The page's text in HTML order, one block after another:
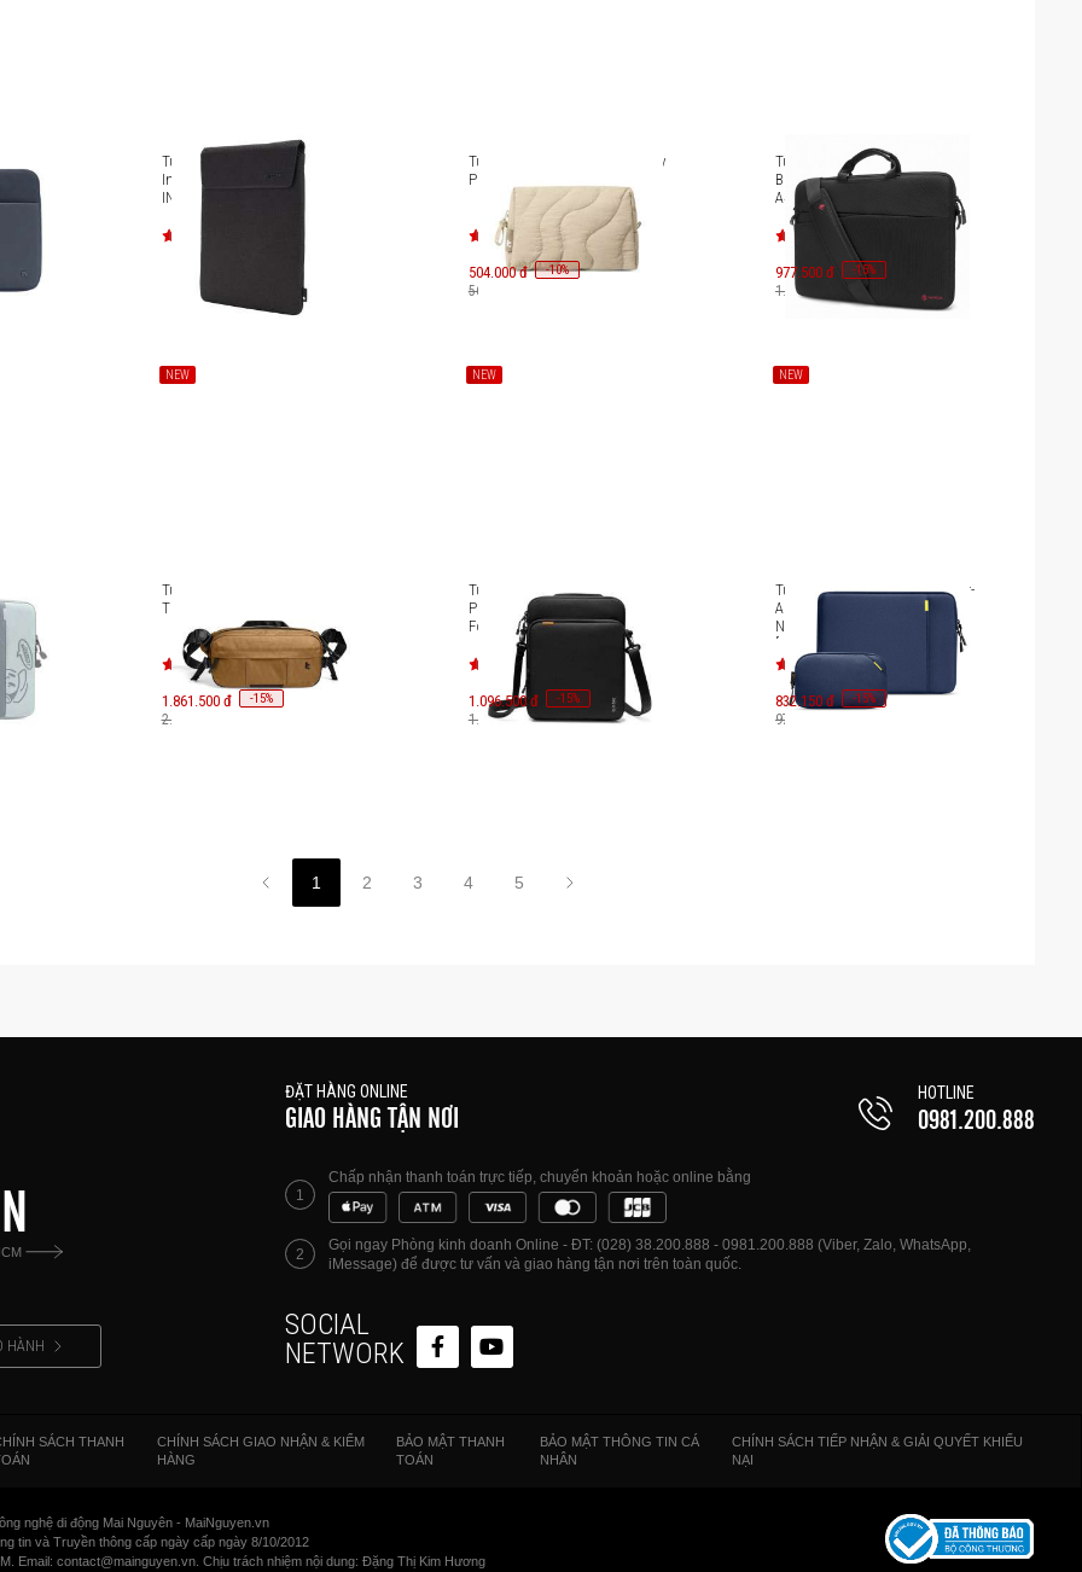
inch
Túi chống sốc Laptop 11-inch
Incase Crosstown Sleeve IN-
INMB100753
Túi Tomtoc Terra-A27 Accessory
Pouch Shore A27P1
504.000 đ -10%
560.000 đ
Túi xách Tomtoc Messenger
Bags cho Macbook 13 inches
A45-C01
977.500 đ -15%
1.150.000 đ
15
NEW
Túi đeo chéo Tomtoc Wander-
T26 X-PAC Daily Sling T26S1
1.861.500 đ -15%
2.190.000 đ
NEW
Túi chống sốc Tomtoc 360
Protection Tablet Shoulder Bag
For iPad Pro 11 inch H13-
A01/H13A1
1.096.500 đ -15%
1.290.000 đ
NEW
Túi chống sốc Tomtoc Defender-
A13 Laptop Sleeve KIT for The
New Macbook Pro 14-inch
[A13D2B2GP/A13D2D1GP/A13D2G1GP]
832.150 đ -15%
979.000 đ
1 2 3 4 5
HÀNH
ĐẶT HÀNG ONLINE
GIAO HÀNG TẬN NƠI
HOTLINE
0981.200.888
1
Chấp nhận thanh toán trực tiếp, chuyển khoản hoặc online bằng
2
Gọi ngay Phòng kinh doanh Online - ĐT: (028) 38.200.888 - 0981.200.888 (Viber, Zalo, WhatsApp,
iMessage) để được tư vấn và giao hàng tận nơi trên toàn quốc.
SOCIAL
NETWORK
SÁCH THANH
CHÍNH SÁCH GIAO NHẬN & KIỂM
HÀNG
BẢO MẬT THANH
TOÁN
BẢO MẬT THÔNG TIN CÁ
NHÂN
CHÍNH SÁCH TIẾP NHẬN & GIẢI QUYẾT KHIẾU
NẠI
nghệ di động Mai Nguyên - MaiNguyen.vn
tin và Truyền thông cấp ngày cấp ngày 8/10/2012
Email: contact@mainguyen.vn. Chịu trách nhiệm nội dung: Đặng Thị Kim Hương